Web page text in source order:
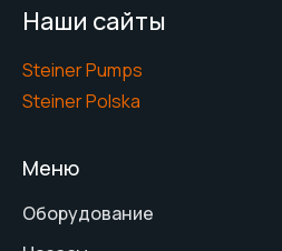
Наши сайты
Steiner Pumps
Steiner Polska
Меню
Оборудование